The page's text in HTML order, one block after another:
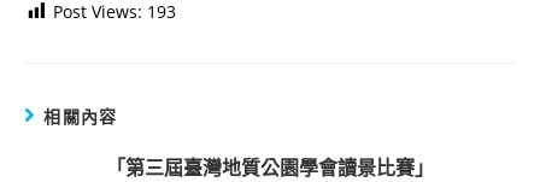
Post Views: 193
相關內容
「第三屆臺灣地質公園學會讀景比賽」